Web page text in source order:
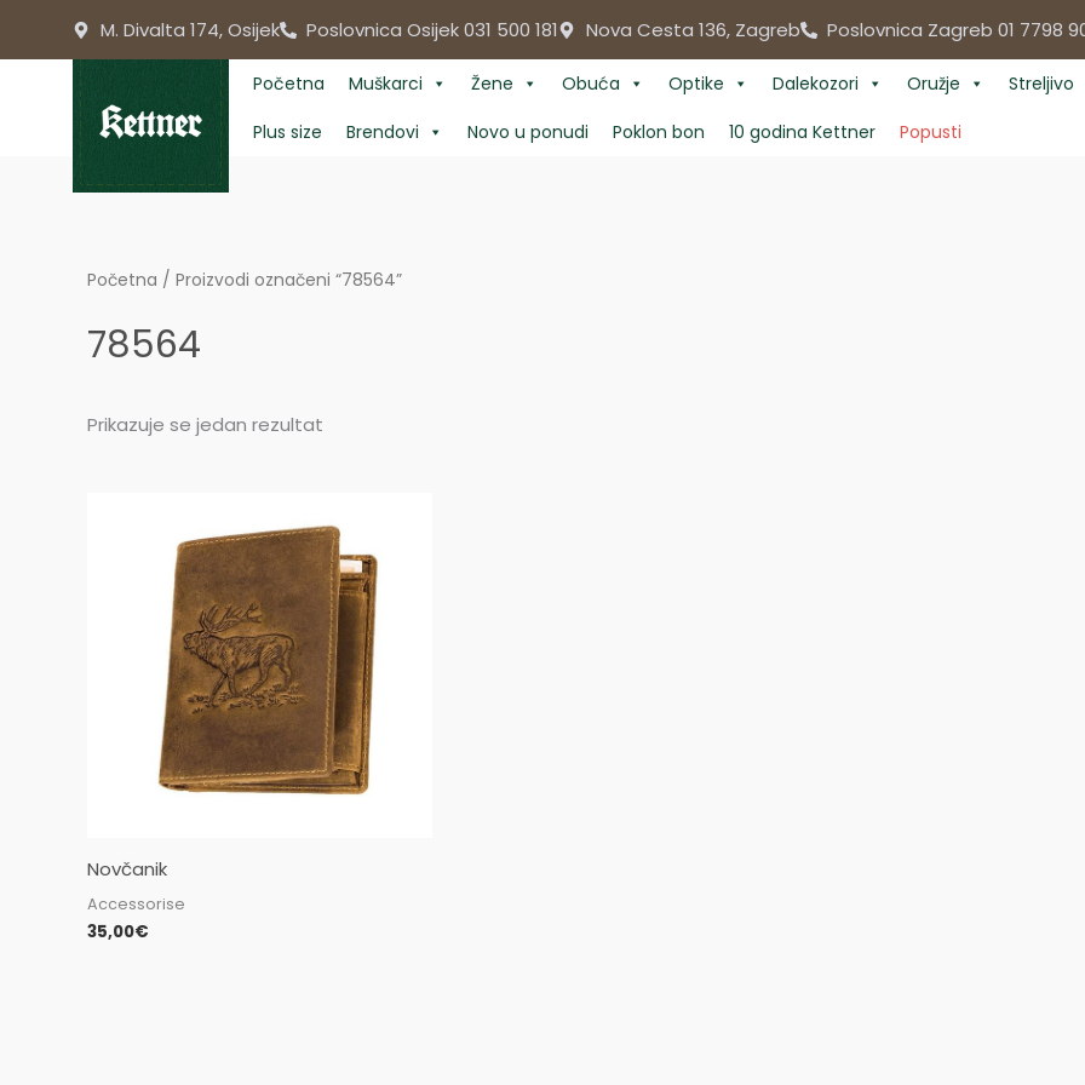
M. Divalta 174, Osijek Poslovnica Osijek 031 500 181 Nova Cesta 136, Zagreb Poslovnica Zagreb 01 7798
Početna Muškarci Žene Obuća Optike Dalekozori Oružje Streljivo
Plus size
Brendovi Novo u ponudi Poklon bon 10 godina Kettner Popusti
Početna / Proizvodi označeni “78564”
78564
Prikazuje se jedan rezultat
Novčanik
Accessorise
35,00€